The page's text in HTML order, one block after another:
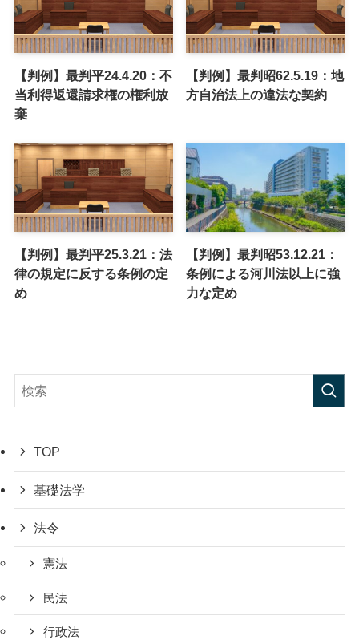
【判例】最判平24.4.20：不
当利得返還請求権の権利放
棄
【判例】最判昭62.5.19：地
方自治法上の違法な契約
【判例】最判平25.3.21：法
律の規定に反する条例の定
め
【判例】最判昭53.12.21：
条例による河川法以上に強
力な定め
TOP
基礎法学
法令
憲法
民法
行政法